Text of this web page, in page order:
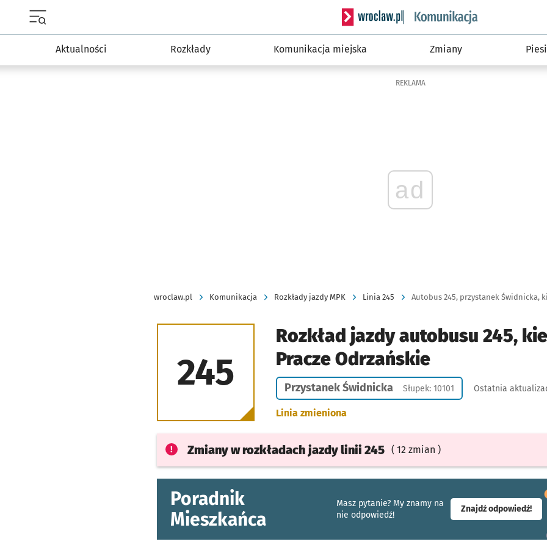
Serwis informacyjny wroclaw.pl podserwis:
Aktualności Rozkłady Komunikacja miejska Zmiany Piesi
REKLAMA
ad
wroclaw.pl Komunikacja Rozkłady jazdy MPK Linia 245 Autobus 245, przystanek Świdnicka,
245
Rozkład jazdy autobusu 245,
Pracze Odrzańskie
Przystanek Świdnicka Słupek: 10101 Ostatnia
Linia zmieniona
Zmiany w rozkładach jazdylinii 245 ( 12 zmian )
Poradnik
Mieszkańca
Masz pytanie? My znamy na
nie odpowiedź!
Znajdź odpowiedź!-